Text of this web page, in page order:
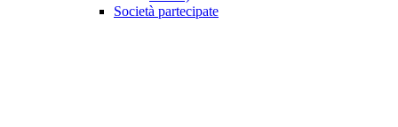
Società partecipate